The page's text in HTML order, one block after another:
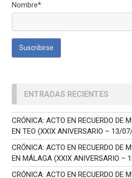
Nombre*
ENTRADAS RECIENTES
CRÓNICA: ACTO EN RECUERDO DE
EN TEO (XXIX ANIVERSARIO – 13/
CRÓNICA: ACTO EN RECUERDO DE
EN MÁLAGA (XXIX ANIVERSARIO –
CRÓNICA: ACTO EN RECUERDO DE